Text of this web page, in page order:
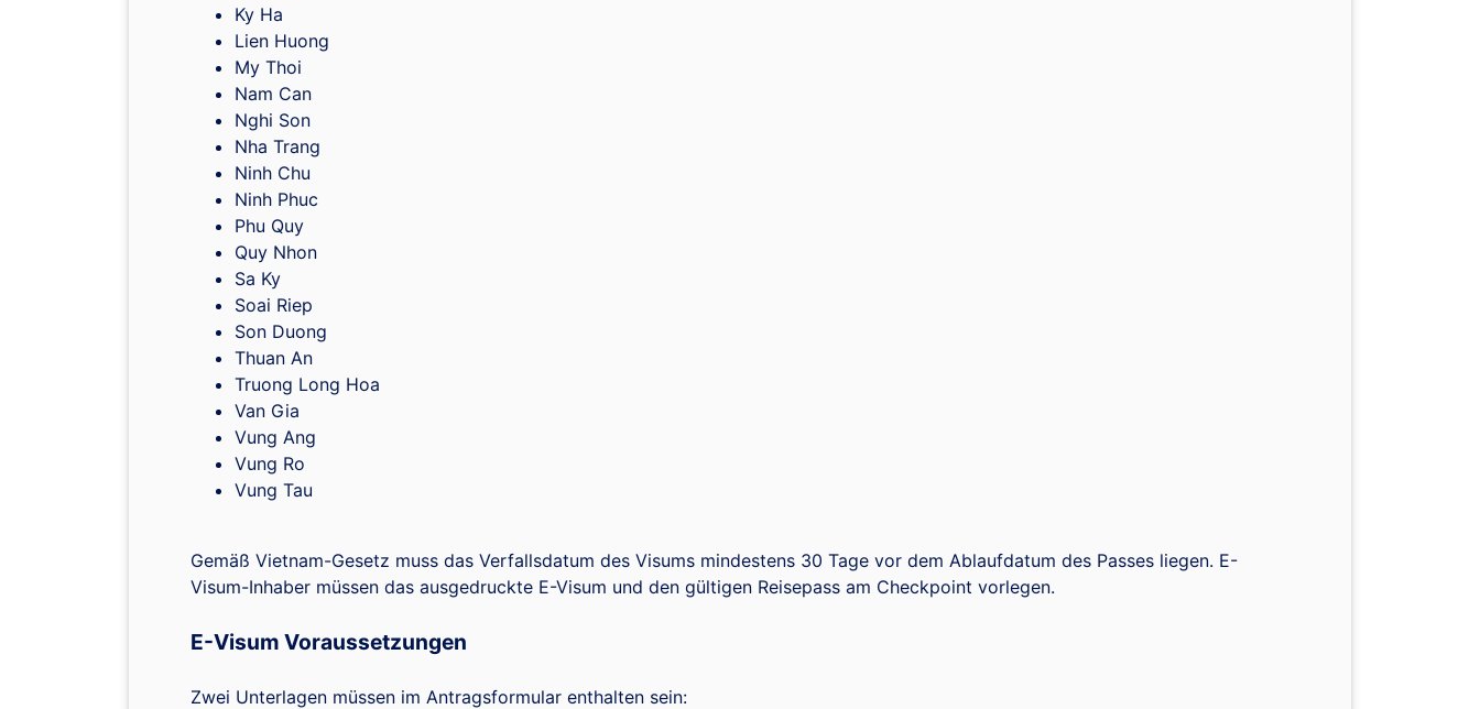
Ky Ha
Lien Huong
My Thoi
Nam Can
Nghi Son
Nha Trang
Ninh Chu
Ninh Phuc
Phu Quy
Quy Nhon
Sa Ky
Soai Riep
Son Duong
Thuan An
Truong Long Hoa
Van Gia
Vung Ang
Vung Ro
Vung Tau
Gemäß Vietnam-Gesetz muss das Verfallsdatum des Visums mindestens 30 Tage vor dem Ablaufdatum des Passes liegen. E-
Visum-Inhaber müssen das ausgedruckte E-Visum und den gültigen Reisepass am Checkpoint vorlegen.
E-Visum Voraussetzungen
Zwei Unterlagen müssen im Antragsformular enthalten sein: